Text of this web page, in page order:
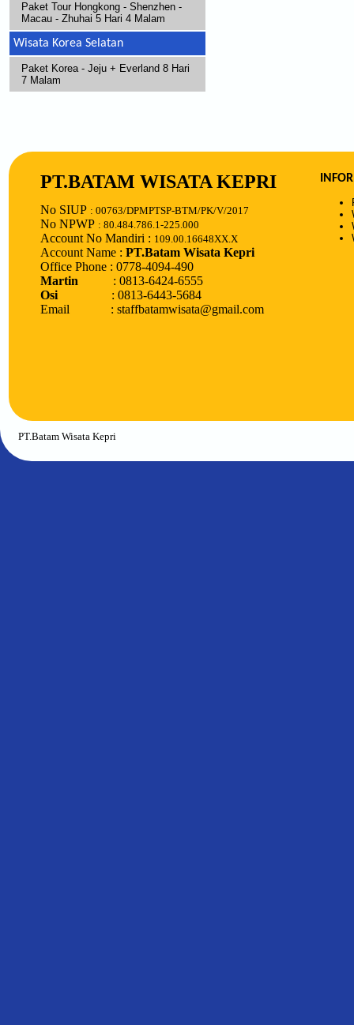
Paket Tour Hongkong - Shenzhen -
Macau - Zhuhai 5 Hari 4 Malam
Wisata Korea Selatan
Paket Korea - Jeju + Everland 8 Hari
7 Malam
PT.BATAM WISATA KEPRI
No SIUP : 00763/DPMPTSP-BTM/PK/V/2017
No NPWP : 80.484.786.1-225.000
Account No Mandiri : 109.00.16648XX.X
Account Name : PT.Batam Wisata Kepri
Office Phone : 0778-4094-490
Martin
: 0813-6424-6555
Osi
: 0813-6443-5684
Email : staffbatamwisata@gmail.com
PT.Batam Wisata Kepri